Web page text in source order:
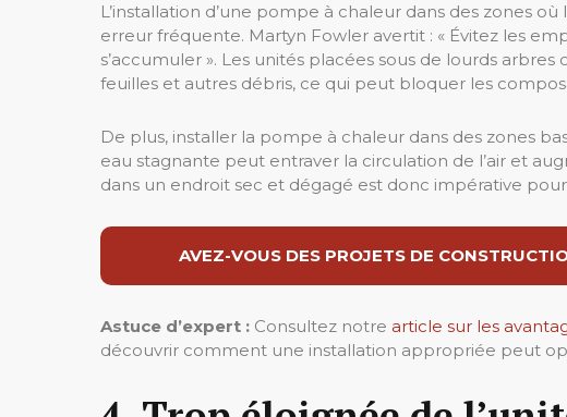
L’installation d’une pompe à chaleur dans des zones
erreur fréquente. Martyn Fowler avertit : « Évitez les
s’accumuler ». Les unités placées sous de lourds
feuilles et autres débris, ce qui peut bloquer les
De plus, installer la pompe à chaleur dans des zones
eau stagnante peut entraver la circulation de l’air et
dans un endroit sec et dégagé est donc impérative
AVEZ-VOUS DES PROJETS DE
Astuce d’expert : Consultez notre article sur les
découvrir comment une installation appropriée peut